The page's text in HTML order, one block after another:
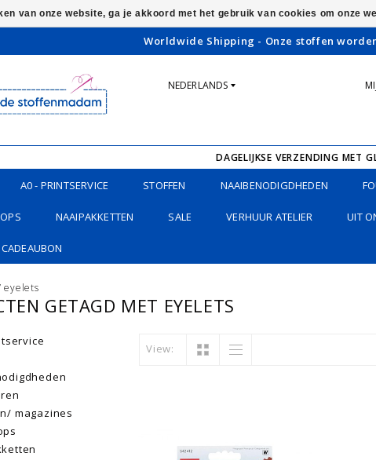
Worldwide Shipping - Onze stoffen
NEDERLANDS
DAGELIJKSE VERZENDING MET
A0 - PRINTSERVICE STOFFEN NAAIBENODIGDHEDEN
NAAIPAKKETTEN SALE VERHUUR ATELIER UIT
eyelets
GETAGD MET EYELETS
magazines
View:
van onze website, ga je akkoord met het gebruik van cookies om onze